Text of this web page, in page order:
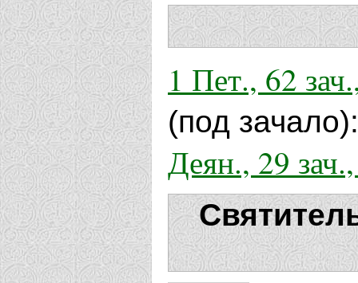
1 Пет., 62
(под
Деян., 29